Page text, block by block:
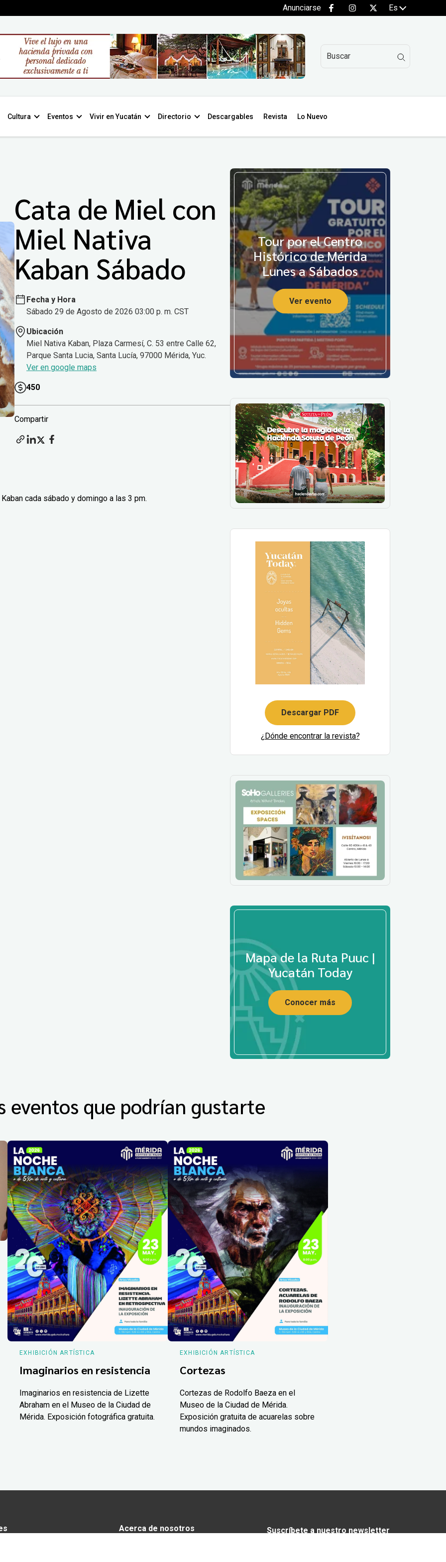
Anunciarse Es
Cultura Eventos Vivir en Yucatán Directorio Descargables Revista Lo Nuevo
Cata de Miel con
Miel Nativa
Kaban Sábado
Fecha y Hora
Sábado 29 de Agosto de 2026 03:00 p. m. CST
Ubicación
Miel Nativa Kaban, Plaza Carmesí, C. 53 entre Calle 62,
Parque Santa Lucia, Santa Lucía, 97000 Mérida, Yuc.
Ver en google maps
450
Compartir
cada sábado y domingo a las 3 pm.
Tour por el Centro
Histórico de Mérida
Lunes a Sábados
Ver evento
Descargar PDF
¿Dónde encontrar la revista?
Mapa de la Ruta Puuc |
Yucatán Today
Conocer más
eventos que podrían gustarte
EXHIBICIÓN ARTÍSTICA
Imaginarios en resistencia
Imaginarios en resistencia de Lizette
Abraham en el Museo de la Ciudad de
Mérida. Exposición fotográfica gratuita.
EXHIBICIÓN ARTÍSTICA
Cortezas
Cortezas de Rodolfo Baeza en el
Museo de la Ciudad de Mérida.
Exposición gratuita de acuarelas sobre
mundos imaginados.
Acerca de nosotros
Suscríbete a nuestro newsletter